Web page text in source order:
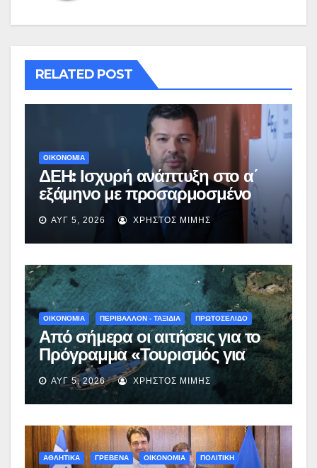
RELATED POST
ΟΙΚΟΝΟΜΙΑ
ΔΕΗ: Ισχυρή ανάπτυξη στο α΄
εξάμηνο με προσαρμοσμένο
EBITDA στα €1,2 δισ.
ΑΥΓ 5, 2026 ΧΡΉΣΤΟΣ ΜΊΜΗΣ
ΟΙΚΟΝΟΜΙΑ ΠΕΡΙΒΑΛΛΟΝ - ΤΑΞΙΔΙΑ ΠΡΩΤΟΣΕΛΙΔΟ
Από σήμερα οι αιτήσεις για το
Πρόγραμμα «Τουρισμός για
Όλους 2026-2027» – Πότε λήγει
η προσθεσμία
ΑΥΓ 5, 2026 ΧΡΉΣΤΟΣ ΜΊΜΗΣ
ΑΘΛΗΤΙΚΑ ΓΡΕΒΕΝΑ ΟΙΚΟΝΟΜΙΑ ΠΟΛΙΤΙΚΗ